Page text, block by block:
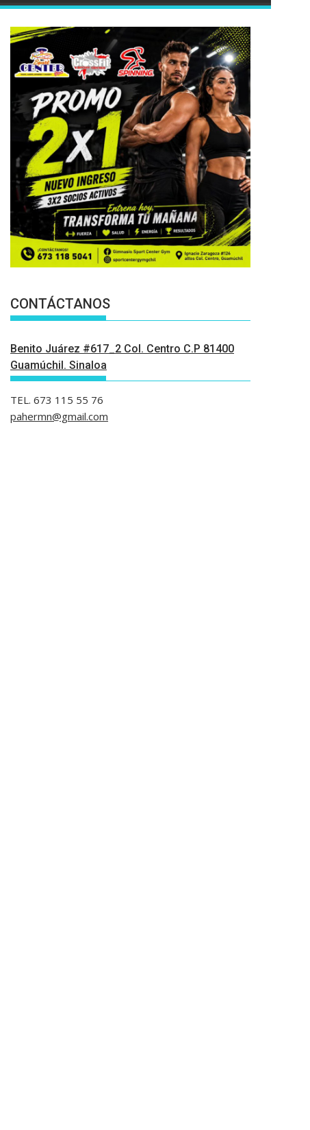
CONTÁCTANOS
Benito Juárez #617_2 Col. Centro C.P 81400
Guamúchil. Sinaloa
TEL. 673 115 55 76
pahermn@gmail.com